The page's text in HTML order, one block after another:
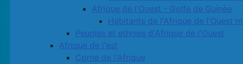
Afrique de l'Ouest - Golfe de Guinée
Habitants de l'Afrique de l'Ouest
Peuples et ethnies d'Afrique de l'Ouest
Afrique de l'est
Corne de l'Afrique